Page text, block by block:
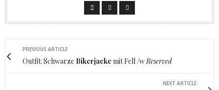
PREVIOUS ARTICLE
Outfit: Schwarze Bikerjacke mit Fell /wReserved
NEXT ARTICLE